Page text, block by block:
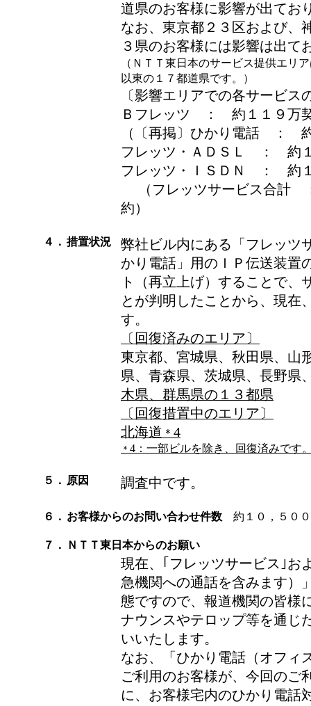
道県のお客様に影響が出てお
なお、東京都２３区および、
３県のお客様には影響は出て
（ＮＴＴ東日本のサービス提供エリ
以東の１７都道県です。）
〔影響エリアでの各サービス
Ｂフレッツ ： 約１１９万
（〔再掲〕ひかり電話 ：
フレッツ・ＡＤＳＬ ： 約
フレッツ・ＩＳＤＮ ： 約
（フレッツサービス合計
約）
４． 措置状況
弊社ビル内にある「フレッツ
かり電話」用のＩＰ伝送装置
ト（再立上げ）することで、
とが判明したことから、現在
す。
〔回復済みのエリア〕
東京都、宮城県、秋田県、山
県、青森県、茨城県、長野県
木県、群馬県の１３都県
〔回復措置中のエリア〕
北海道 ＊ 4
＊ 4： 一部ビルを除き、回復済みです
５． 原因 調査中です。
６． お客様からのお問い合わせ件数 約１０，５０
７． ＮＴＴ東日本からのお願い
現在、｢フレッツサービス｣お
急機関への通話を含みます）
態ですので、報道機関の皆様
ナウンスやテロップ等を通じ
いいたします。
なお、「ひかり電話（オフィ
ご利用のお客様が、今回のご
に、お客様宅内のひかり電話